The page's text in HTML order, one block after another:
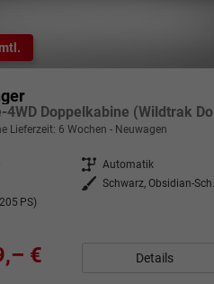
Wildtrak e-
Lieferzeit: 6 Wochen Neuwagen
Getriebe Automatik
Außenfarbe
PS)
€ Details